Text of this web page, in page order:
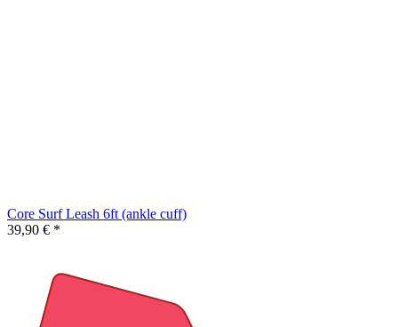
Core Surf Leash 6ft (ankle cuff)
39,90 € *